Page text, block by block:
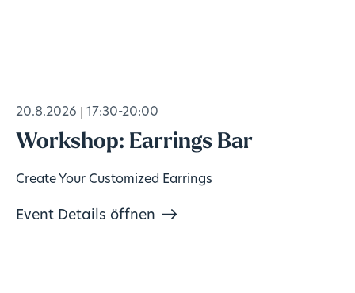
20.8.2026 17:30-20:00
Workshop: Earrings Bar
Create Your Customized Earrings
Event Details öffnen